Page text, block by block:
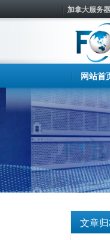
加拿大服务器
网站首
文章